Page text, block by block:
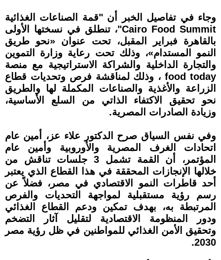
وجاء في تفاصيل الخبر أن "قمة الصناعات الغذائية
Cairo Food Summit"، تنطلق في نسختها الأولى
بالقاهرة فبراير المقبل، تحت عنوان «نحو طريق
النمو المستدام»، وذلك تحت رعاية وزارة التموين
والتجارة الداخلية والشراكة الاستراتيجية مع منصة
food today ، وذلك لمناقشة فرص وتحديات قطاع
الزراعة والأغذية والصناعات المكملة لها والطريق
نحو تحقيق الاكتفاء الذاتي من السلع الأساسية،
وزيادة الصادرات المصرية.
وفي نفس السياق صرح الدكتور علاء عز، أمين عام
اتحادات الغرف المصرية والأوروبية وأمين عام
المؤتمر، أن القمة تشمل 3 جلسات تناقش من
خلالها الإنجازات المحققة في هذا القطاع الذي يعتبر
أحد قاطرات النمو الاقتصادي في مصر، فضلاً عن
رسم رؤية مستقبلية لمواجهة التحديات والفرص
المرتبطة به، بهدف تمكين ودعم القطاع الغذائي
ودور المنظومة الاقتصادية لتقليل آثار التضخم
وتحقيق الأمن الغذائي للمواطنين في ظل رؤية مصر
2030.